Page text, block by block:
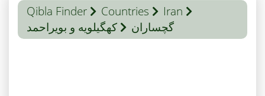
Qibla Finder Countries
Iran
کهگیلویه و بویراحمد
گچساران